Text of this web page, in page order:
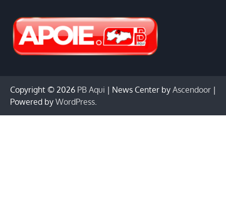
Copyright © 2026 PB Aqui | News Center by Ascendoor |
Powered by WordPress